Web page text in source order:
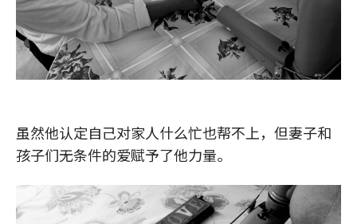
虽然他认定自己对家人什么忙也帮不上，但妻子和
孩子们无条件的爱赋予了他力量。